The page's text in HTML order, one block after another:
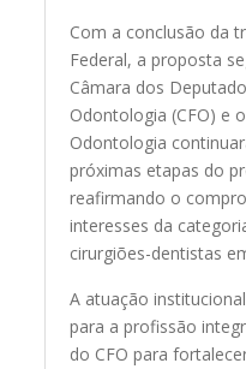
Com a conclusão da
Federal, a proposta
Câmara dos
Odontologia (CFO) e
Odontologia
próximas etapas do
reafirmando o
interesses da
cirurgiões-dentistas
A atuação
para a profissão
do CFO para